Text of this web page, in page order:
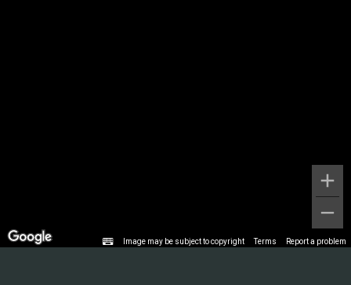
Image may be subject to copyright Terms Report a problem